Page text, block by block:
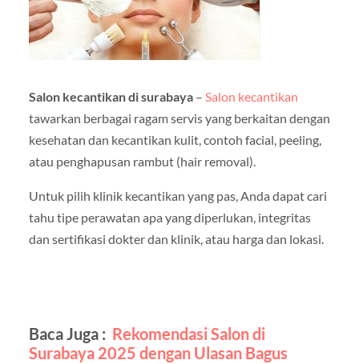
Salon kecantikan di surabaya– Salon kecantikan
tawarkan berbagai ragam servis yang berkaitan dengan
kesehatan dan kecantikan kulit, contoh facial, peeling,
atau penghapusan rambut (hair removal).
Untuk pilih klinik kecantikan yang pas, Anda dapat cari
tahu tipe perawatan apa yang diperlukan, integritas
dan sertifikasi dokter dan klinik, atau harga dan lokasi.
Baca Juga : Rekomendasi Salon di
Surabaya 2025 dengan Ulasan Bagus